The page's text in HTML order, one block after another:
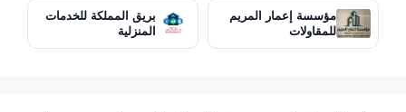
مؤسسة إعمار المريم
للمقاولات
بريق المملكة للخدمات
المنزلية